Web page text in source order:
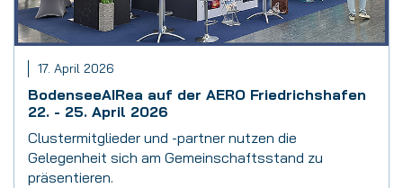
17. April 2026
BodenseeAIRea auf der AERO Friedrichshafen
22. - 25. April 2026
Clustermitglieder und -partner nutzen die
Gelegenheit sich am Gemeinschaftsstand zu
präsentieren.